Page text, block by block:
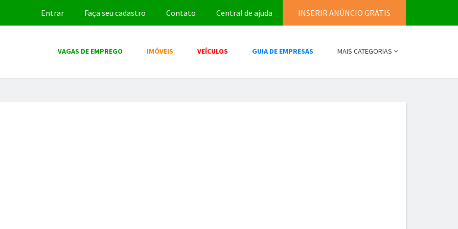
Entrar Faça seu cadastro Contato Central de ajuda INSERIR ANÚNCIO GRÁTIS
VAGAS DE EMPREGO IMÓVEIS VEÍCULOS GUIA DE EMPRESAS MAIS CATEGORIAS